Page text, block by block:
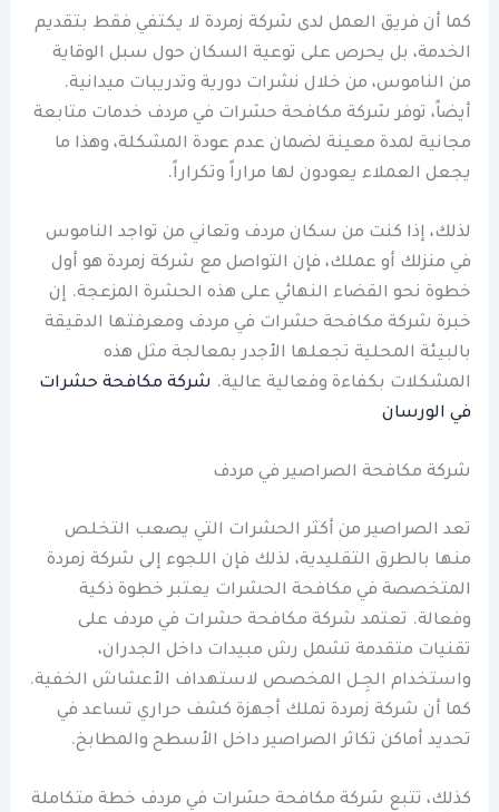
كما أن فريق العمل لدى شركة زمردة لا يكتفي فقط بتقديم
الخدمة، بل يحرص على توعية السكان حول سبل الوقاية
من الناموس، من خلال نشرات دورية وتدريبات ميدانية.
أيضاً، توفر شركة مكافحة حشرات في مردف خدمات متابعة
مجانية لمدة معينة لضمان عدم عودة المشكلة، وهذا ما
يجعل العملاء يعودون لها مراراً وتكراراً.
لذلك، إذا كنت من سكان مردف وتعاني من تواجد الناموس
في منزلك أو عملك، فإن التواصل مع شركة زمردة هو أول
خطوة نحو القضاء النهائي على هذه الحشرة المزعجة. إن
خبرة شركة مكافحة حشرات في مردف ومعرفتها الدقيقة
بالبيئة المحلية تجعلها الأجدر بمعالجة مثل هذه
المشكلات بكفاءة وفعالية عالية. شركة مكافحة حشرات
في الورسان
شركة مكافحة الصراصير في مردف
تعد الصراصير من أكثر الحشرات التي يصعب التخلص
منها بالطرق التقليدية، لذلك فإن اللجوء إلى شركة زمردة
المتخصصة في مكافحة الحشرات يعتبر خطوة ذكية
وفعالة. تعتمد شركة مكافحة حشرات في مردف على
تقنيات متقدمة تشمل رش مبيدات داخل الجدران،
واستخدام الجِـل المخصص لاستهداف الأعشاش الخفية.
كما أن شركة زمردة تملك أجهزة كشف حراري تساعد في
تحديد أماكن تكاثر الصراصير داخل الأسطح والمطابخ.
كذلك، تتبع شركة مكافحة حشرات في مردف خطة متكاملة